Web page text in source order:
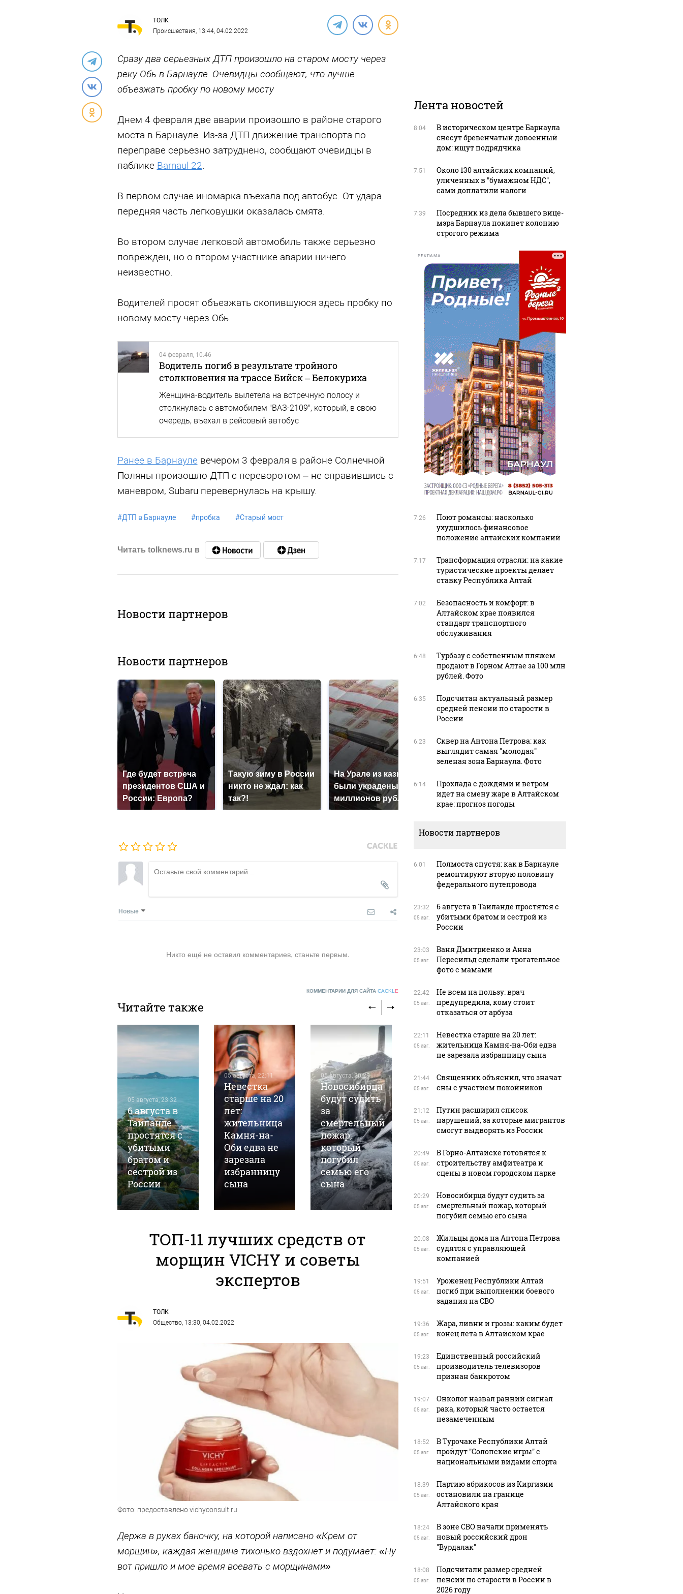
ТОЛК
Происшествия, 13:44, 04.02.2022
Сразу два серьезных ДТП произошло на старом мосту через
реку Обь в Барнауле. Очевидцы сообщают, что лучше
объезжать пробку по новому мосту
Днем 4 февраля две аварии произошло в районе старого
моста в Барнауле. Из-за ДТП движение транспорта по
переправе серьезно затруднено, сообщают очевидцы в
паблике Barnaul 22.
В первом случае иномарка въехала под автобус. От удара
передняя часть легковушки оказалась смята.
Во втором случае легковой автомобиль также серьезно
поврежден, но о втором участнике аварии ничего
неизвестно.
Водителей просят объезжать скопившуюся здесь пробку по
новому мосту через Обь.
04 февраля, 10:46
Водитель погиб в результате тройного
столкновения на трассе Бийск – Белокуриха
Женщина-водитель вылетела на встречную полосу и
столкнулась с автомобилем "ВАЗ-2109", который, в свою
очередь, въехал в рейсовый автобус
Ранее в Барнауле вечером 3 февраля в районе Солнечной
Поляны произошло ДТП с переворотом – не справившись с
маневром, Subaru перевернулась на крышу.
#ДТП в Барнауле #пробка #Старый мост
Читать tolknews.ru в
Новости партнеров
Новости партнеров
Где будет встреча
президентов США и
России: Европа?
Такую зиму в России
никто не ждал: как
так?!
На Урале из казны
были украдены 18
миллионов рублей
крушение вертолета на
Кавказе: смотреть
жестокое убийство
криптомиллионера
Новые
Никто ещё не оставил комментариев, станьте первым.
КОММЕНТАРИИ ДЛЯ САЙТА CACKL E
Читайте также
05 августа, 23:32
6 августа в
Таиланде
простятся с
убитыми
братом и
сестрой из
России
05 августа, 22:11
Невестка
старше на 20
лет:
жительница
Камня-на-
Оби едва не
зарезала
избранницу
сына
05 августа, 20:29
Новосибирца
будут судить
за
смертельный
пожар,
который
погубил
семью его
сына
05 августа, 17:36
При пожаре в
гаражных
боксах погиб
пожилой
Супругов с
двухлетней
дочкой
Оби после
переворота
ТОП-11 лучших средств от
морщин VICHY и советы
экспертов
ТОЛК
Общество, 13:30, 04.02.2022
Фото: предоставлено vichyconsult.ru
Держа в руках баночку, на которой написано «Крем от
морщин», каждая женщина тихонько вздохнет и подумает: «Ну
вот пришло и мое время воевать с морщинами»
Лента новостей
8:04
В историческом центре Барнаула
снесут бревенчатый довоенный
дом: ищут подрядчика
7:51
Около 130 алтайских компаний,
уличенных в "бумажном НДС",
сами доплатили налоги
7:39
Посредник из дела бывшего вице-
мэра Барнаула покинет колонию
строгого режима
РЕКЛАМА
7:26
Поют романсы: насколько
ухудшилось финансовое
положение алтайских компаний
7:17
Трансформация отрасли: на какие
туристические проекты делает
ставку Республика Алтай
7:02
Безопасность и комфорт: в
Алтайском крае появился
стандарт транспортного
обслуживания
6:48
Турбазу с собственным пляжем
продают в Горном Алтае за 100 млн
рублей. Фото
6:35
Подсчитан актуальный размер
средней пенсии по старости в
России
6:23
Сквер на Антона Петрова: как
выглядит самая "молодая"
зеленая зона Барнаула. Фото
6:14
Прохлада с дождями и ветром
идет на смену жаре в Алтайском
крае: прогноз погоды
Новости партнеров
6:01
Полмоста спустя: как в Барнауле
ремонтируют вторую половину
федерального путепровода
23:32
05 авг.
6 августа в Таиланде простятся с
убитыми братом и сестрой из
России
23:03
05 авг.
Ваня Дмитриенко и Анна
Пересильд сделали трогательное
фото с мамами
22:42
05 авг.
Не всем на пользу: врач
предупредила, кому стоит
отказаться от арбуза
22:11
05 авг.
Невестка старше на 20 лет:
жительница Камня-на-Оби едва
не зарезала избранницу сына
21:44
05 авг.
Священник объяснил, что значат
сны с участием покойников
21:12
05 авг.
Путин расширил список
нарушений, за которые мигрантов
смогут выдворять из России
20:49
05 авг.
В Горно-Алтайске готовятся к
строительству амфитеатра и
сцены в новом городском парке
20:29
05 авг.
Новосибирца будут судить за
смертельный пожар, который
погубил семью его сына
20:08
05 авг.
Жильцы дома на Антона Петрова
судятся с управляющей
компанией
19:51
05 авг.
Уроженец Республики Алтай
погиб при выполнении боевого
задания на СВО
19:36
05 авг.
Жара, ливни и грозы: каким будет
конец лета в Алтайском крае
19:23
05 авг.
Единственный российский
производитель телевизоров
признан банкротом
19:07
05 авг.
Онколог назвал ранний сигнал
рака, который часто остается
незамеченным
18:52
05 авг.
В Турочаке Республики Алтай
пройдут "Солопские игры" с
национальными видами спорта
18:39
05 авг.
Партию абрикосов из Киргизии
остановили на границе
Алтайского края
18:24
05 авг.
В зоне СВО начали применять
новый российский дрон
"Вурдалак"
18:08
05 авг.
Подсчитали размер средней
пенсии по старости в России в
2026 году